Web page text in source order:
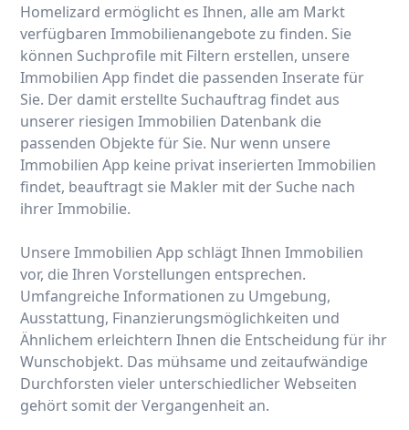
Homelizard ermöglicht es Ihnen, alle am Markt
verfügbaren Immobilienangebote zu finden. Sie
können Suchprofile mit Filtern erstellen, unsere
Immobilien App findet die passenden Inserate für
Sie. Der damit erstellte Suchauftrag findet aus
unserer riesigen Immobilien Datenbank die
passenden Objekte für Sie. Nur wenn unsere
Immobilien App keine privat inserierten Immobilien
findet, beauftragt sie Makler mit der Suche nach
ihrer Immobilie.
Unsere Immobilien App schlägt Ihnen Immobilien
vor, die Ihren Vorstellungen entsprechen.
Umfangreiche Informationen zu Umgebung,
Ausstattung, Finanzierungsmöglichkeiten und
Ähnlichem erleichtern Ihnen die Entscheidung für ihr
Wunschobjekt. Das mühsame und zeitaufwändige
Durchforsten vieler unterschiedlicher Webseiten
gehört somit der Vergangenheit an.